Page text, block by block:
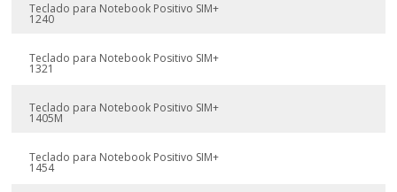
Teclado para Notebook Positivo SIM+
1240
Teclado para Notebook Positivo SIM+
1321
Teclado para Notebook Positivo SIM+
1405M
Teclado para Notebook Positivo SIM+
1454